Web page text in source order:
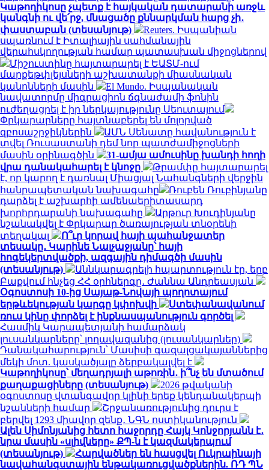
Կաթողիկոսը չպետք է հայկական դատարանի առջև
կանգնի ու վե՛րջ, մնացածը քննարկման հարց չի․
փաստաբան (տեսանյութ)
Reuters. Իսպանիան
սպառնում է Իտալիային սահմանային
վերահսկողության համար պատասխան միջոցներով
Միշուստինը հայտարարել է ԵԱՏՄ-ում
մարքեթփլեյսների աշխատանքի միասնական
կանոնների մասին
El Mundo. Իսպանական
նավատորմը միգրացիոն ճգնաժամի ֆոնին
ուժեղացրել է իր ներկայությունը Սեուտայում
Փրկարարները հայտնաբերել են մոլորված
զբոսաշրջիկներին
ԱՄՆ Սենատը հավանություն է
տվել Ռուսաստանի դեմ նոր պատժամիջոցների
մասին օրինագծին
31-ամյա ամուսինը խանդի հողի
վրա դանակահարել է կնոջը
Թրամփը հայտարարել
է, որ կարող է դառնալ Միացյալ Նահանգների վերջին
հանրապետական ​​նախագահը
Ռուբեն Ռուբինյանը
դարձել է աշխարհի ամենաերիտասարդ
խորհրդարանի նախագահը
Արթուր Խուդինյանը
նշանակվել է Փրկարար ծառայության տնօրենի
տեղակալ
Ո՞ւր կորավ հայի պահանջատեր
տեսակը․ Կարինե Նալչաջյանը՝ հայի
հոգեկերտվածքի, ազգային դիմագծի մասին
(տեսանյութ)
Աննկարագրելի հպարտություն էր, երբ
Բաքվում հնչեց ՀՀ օրհներգը․ Ժաննա Անդրեասյան
Օգոստոսի 10-ից Սայաթ-Նովայի պողոտայում
երթևեկության կարգը կփոխվի
Ստեփանավանում
ռուս կինը փորձել է ինքնասպանություն գործել
Հասմիկ Կարապետյանի համարձակ
լուսանկարները՝ լողավազանից (լուսանկարներ)
Դանակահարություն՝ Մասիսի գազալցակայաններից
մեկի մոտ. կասկածյալը ձերբակալվել է
Կաթողիկոսը՝ մեղադրյալի աթոռին․ ի՞նչ են մտածում
քաղաքացիները (տեսանյութ)
2026 թվականի
օգոստոսը վտանգավոր կլինի երեք կենդանակերպի
նշանների համար
Շրջանառությունից դուրս է
բերվել 1293 միավոր զենք․ ՆԳՆ ոստիկանություն
Ալեն Սիմոնյանից հետո հաջորդը Հայկ Կոնջորյանն է․
նրա մասին «սլիվները» ՔՊ-ն է կազմակերպում
(տեսանյութ)
Հարվածներ են հասցվել Ուկրաինայի
նավահանգստային ենթակառուցվածքներին. ՌԴ ՊՆ